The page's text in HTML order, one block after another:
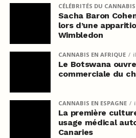
CÉLÉBRITÉS DU CANNABIS
Sacha Baron
lors d’une
Wimbledon
CANNABIS EN AFRIQUE
Le Botswana
commerciale du
CANNABIS EN ESPAGNE
La première
usage médical
Canaries